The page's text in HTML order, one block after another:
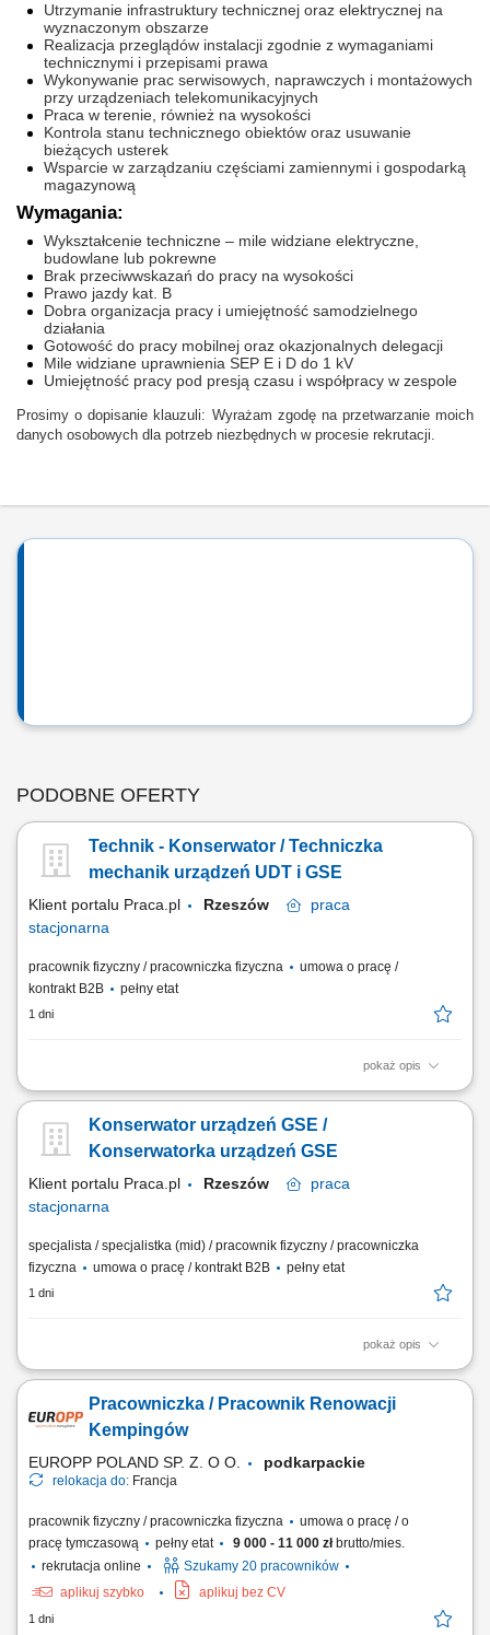
Utrzymanie infrastruktury technicznej oraz elektrycznej na
wyznaczonym obszarze
Realizacja przeglądów instalacji zgodnie z wymaganiami
technicznymi i przepisami prawa
Wykonywanie prac serwisowych, naprawczych i montażowych
przy urządzeniach telekomunikacyjnych
Praca w terenie, również na wysokości
Kontrola stanu technicznego obiektów oraz usuwanie
bieżących usterek
Wsparcie w zarządzaniu częściami zamiennymi i gospodarką
magazynową
Wymagania:
Wykształcenie techniczne – mile widziane elektryczne,
budowlane lub pokrewne
Brak przeciwwskazań do pracy na wysokości
Prawo jazdy kat. B
Dobra organizacja pracy i umiejętność samodzielnego
działania
Gotowość do pracy mobilnej oraz okazjonalnych delegacji
Mile widziane uprawnienia SEP E i D do 1 kV
Umiejętność pracy pod presją czasu i współpracy w zespole
Prosimy o dopisanie klauzuli: Wyrażam zgodę na przetwarzanie moich
danych osobowych dla potrzeb niezbędnych w procesie rekrutacji.
PODOBNE OFERTY
Technik - Konserwator / Techniczka
mechanik urządzeń UDT i GSE
Klient portalu Praca.pl Rzeszów
praca
stacjonarna
pracownik fizyczny / pracowniczka fizyczna
umowa o pracę /
kontrakt B2B
pełny etat
1 dni
pokaż opis
Konserwacja, serwisowanie oraz bieżąca obsługa sprzętu GSE
Przeprowadzanie okresowych przeglądów oraz napraw urządzeń
objętych dozorem technologicznym UDT (podestów, wózków, suwnic,
Konserwator urządzeń GSE /
Konserwatorka urządzeń GSE
Klient portalu Praca.pl Rzeszów
praca
stacjonarna
specjalista / specjalistka (mid) / pracownik fizyczny / pracowniczka
fizyczna
umowa o pracę / kontrakt B2B pełny etat
1 dni
pokaż opis
Konserwacja oraz utrzymanie sprawności technicznej sprzętu GSE do
napraw urządzeń podlegających nadzorowi UDT (suwnice, podesty,
wózki widłowe, dźwigniki, żurawie). Diagnostyka, przeglądy oraz
Pracowniczka / Pracownik Renowacji
Kempingów
EUROPP POLAND SP. Z. O O. podkarpackie
relokacja do: Francja
pracownik fizyczny / pracowniczka fizyczna
umowa o pracę / o
pracę tymczasową
pełny etat 9 000 - 11 000 złbrutto/mies.
rekrutacja online
Szukamy 20 pracowników
aplikuj szybko
aplikuj bez CV
1 dni